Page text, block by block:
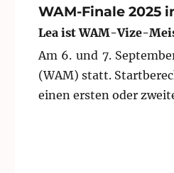
WJPT
WAM-Finale 2025
Lea ist WAM-Vize-
Am 6. und 7.
(WAM) statt.
einen ersten oder